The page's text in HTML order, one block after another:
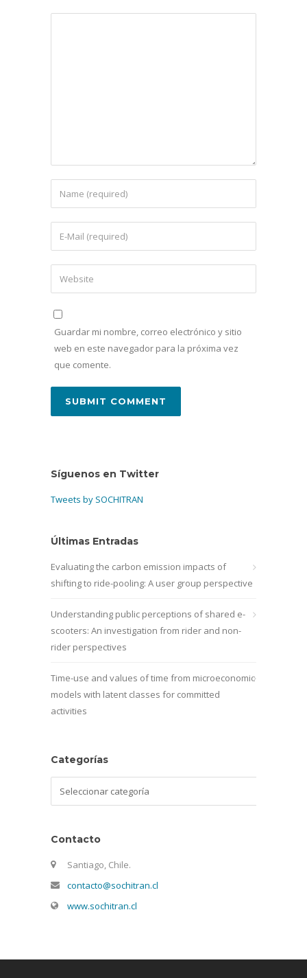
Guardar mi nombre, correo electrónico y sitio
web en este navegador para la próxima vez
que comente.
Síguenos en Twitter
Tweets by SOCHITRAN
Últimas Entradas
Evaluating the carbon emission impacts of
shifting to ride-pooling: A user group perspective
Understanding public perceptions of shared e-
scooters: An investigation from rider and non-
rider perspectives
Time-use and values of time from microeconomic
models with latent classes for committed
activities
Categorías
Contacto
Santiago, Chile.
contacto@sochitran.cl
www.sochitran.cl